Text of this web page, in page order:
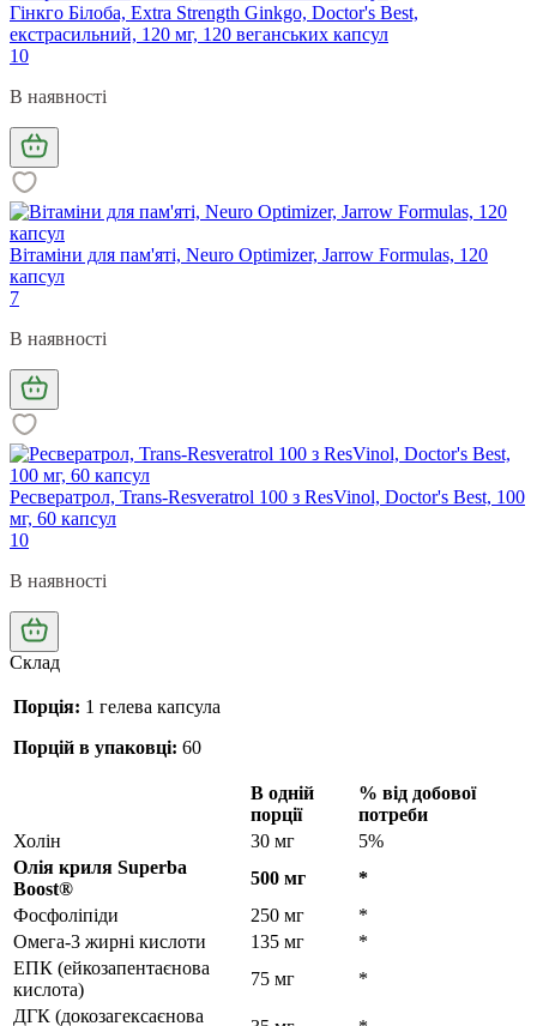
Гінкго Білоба, Extra Strength Ginkgo, Doctor's Best,
екстрасильний, 120 мг, 120 веганських капсул
10
В наявності
Вітаміни для пам'яті, Neuro Optimizer, Jarrow Formulas, 120
капсул
7
В наявності
Ресвератрол, Trans-Resveratrol 100 з ResVinol, Doctor's Best, 100
мг, 60 капсул
10
В наявності
Склад
Порція: 1 гелева капсула
Порцій в упаковці: 60
В одній
порції
% від добової
потреби
Холін
30 мг
5%
Олія криля Superba
Boost®
500 мг
*
Фосфоліпіди
250 мг
*
Омега-3 жирні кислоти
135 мг
*
ЕПК (ейкозапентаєнова
кислота)
75 мг
*
ДГК (докозагексаєнова